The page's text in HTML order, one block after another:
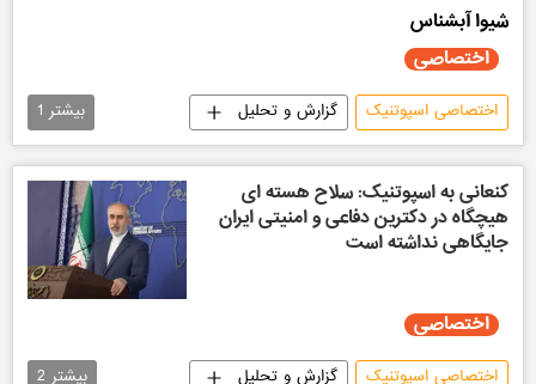
شیوا آبشناس
اختصاصی
اختصاصی اسپوتنیک
گزارش و تحلیل
ایران
لبنان
بیشتر 1
کنعانی به اسپوتنیک: سلاح هسته ای
هیچگاه در دکترین دفاعی و امنیتی ایران
جایگاهی نداشته است
اختصاصی
اختصاصی اسپوتنیک
گزارش و تحلیل
بیشتر 2